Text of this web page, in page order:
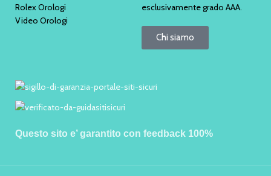
Rolex Orologi
Video Orologi
esclusivamente grado AAA.
Chi siamo
Questo sito e’ garantito con feedback 100%